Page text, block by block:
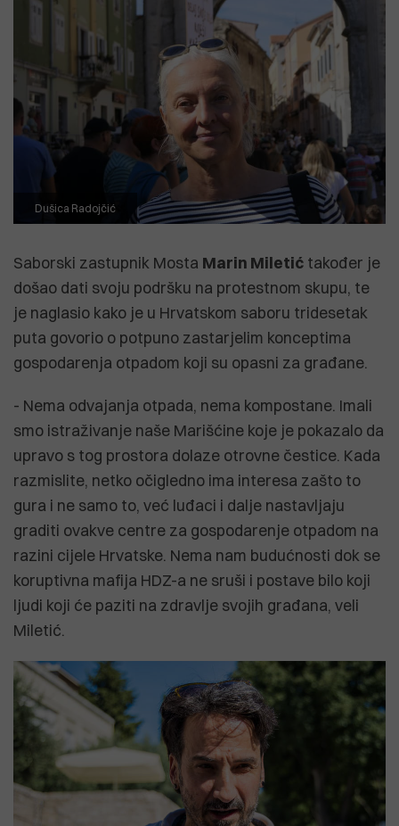
Dušica Radojčić
Saborski zastupnik Mosta Marin Miletić također je
došao dati svoju podršku na protestnom skupu, te
je naglasio kako je u Hrvatskom saboru tridesetak
puta govorio o potpuno zastarjelim konceptima
gospodarenja otpadom koji su opasni za građane.
- Nema odvajanja otpada, nema kompostane. Imali
smo istraživanje naše Marišćine koje je pokazalo da
upravo s tog prostora dolaze otrovne čestice. Kada
razmislite, netko očigledno ima interesa zašto to
gura i ne samo to, već luđaci i dalje nastavljaju
graditi ovakve centre za gospodarenje otpadom na
razini cijele Hrvatske. Nema nam budućnosti dok se
koruptivna mafija HDZ-a ne sruši i postave bilo koji
ljudi koji će paziti na zdravlje svojih građana, veli
Miletić.